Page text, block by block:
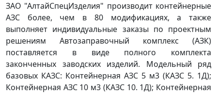
ЗАО "АлтайСпецИзделия" производит контейнерные
АЗС более, чем в 80 модификациях, а также
выполняет индивидуальные заказы по проектным
решениям Автозаправочный комплекс (АЗК)
поставляется в виде полного комплекта
законченных заводских изделий. Модельный ряд
базовых КАЗС: Контейнерная АЗС 5 м3 (КАЗС 5. 1Д);
Контейнерная АЗС 10 м3 (КАЗС 10. 1Д); Контейнерная